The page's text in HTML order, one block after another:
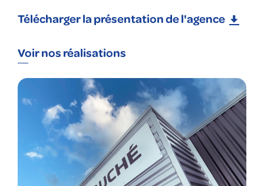
Télécharger la présentation de l'agence
Voir nos réalisations